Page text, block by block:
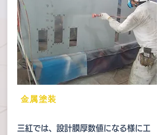
金属塗装
三紅では、設計膜厚数値になる様に工